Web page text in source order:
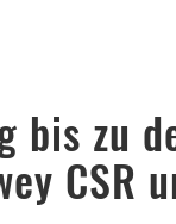
bis zu
CSR